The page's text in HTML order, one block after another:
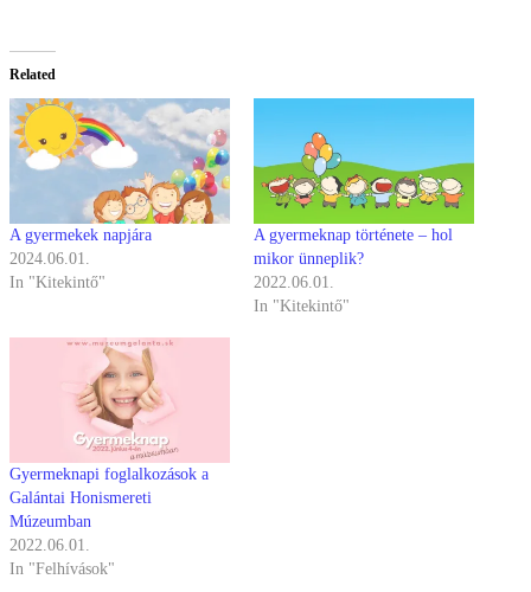
Related
A gyermekek napjára
2024.06.01.
In "Kitekintő"
A gyermeknap története – hol
mikor ünneplik?
2022.06.01.
In "Kitekintő"
Gyermeknapi foglalkozások a
Galántai Honismereti
Múzeumban
2022.06.01.
In "Felhívások"